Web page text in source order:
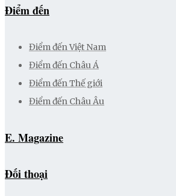
Điểm đến
Điểm đến Việt Nam
Điểm đến Châu Á
Điểm đến Thế giới
Điểm đến Châu Âu
E. Magazine
Đối thoại